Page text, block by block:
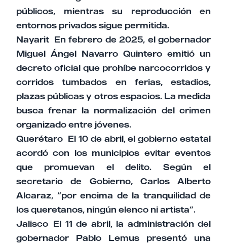
públicos, mientras su reproducción en
entornos privados sigue permitida.
Nayarit En febrero de 2025, el gobernador
Miguel Ángel Navarro Quintero emitió un
decreto oficial que prohíbe narcocorridos y
corridos tumbados en ferias, estadios,
plazas públicas y otros espacios. La medida
busca frenar la normalización del crimen
organizado entre jóvenes.
Querétaro El 10 de abril, el gobierno estatal
acordó con los municipios evitar eventos
que promuevan el delito. Según el
secretario de Gobierno, Carlos Alberto
Alcaraz, “por encima de la tranquilidad de
los queretanos, ningún elenco ni artista”.
Jalisco El 11 de abril, la administración del
gobernador Pablo Lemus presentó una